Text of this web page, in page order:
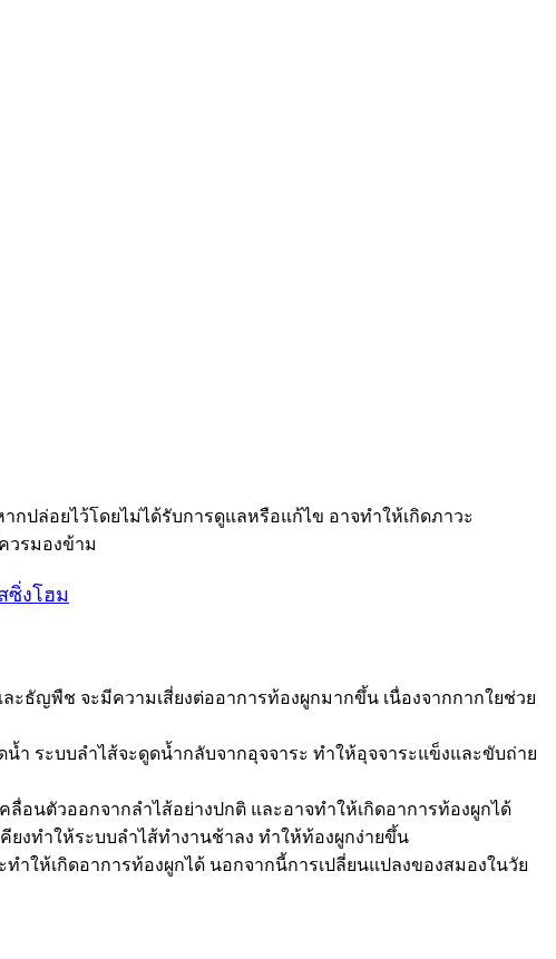
ล่อยไว้โดยไม่ได้รับการดูแลหรือแก้ไข อาจทำให้เกิดภาวะ
วรมองข้าม
ซิ่งโฮม
ะธัญพืช จะมีความเสี่ยงต่ออาการท้องผูกมากขึ้น เนื่องจากกากใยช่วย
ำ ระบบลำไส้จะดูดน้ำกลับจากอุจจาระ ทำให้อุจจาระแข็งและขับถ่าย
อนตัวออกจากลำไส้อย่างปกติ และอาจทำให้เกิดอาการท้องผูกได้
งทำให้ระบบลำไส้ทำงานช้าลง ทำให้ท้องผูกง่ายขึ้น
ำให้เกิดอาการท้องผูกได้ นอกจากนี้การเปลี่ยนแปลงของสมองในวัย